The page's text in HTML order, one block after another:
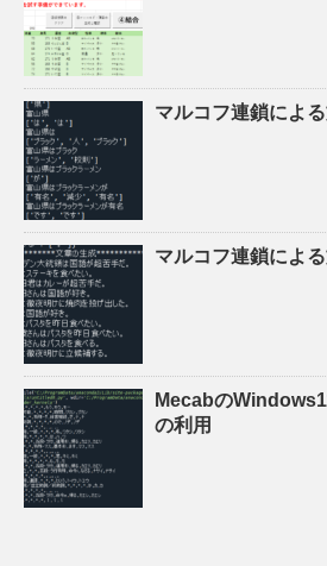
マルコフ連鎖によ
マルコフ連鎖によ
Mecabの
の利用